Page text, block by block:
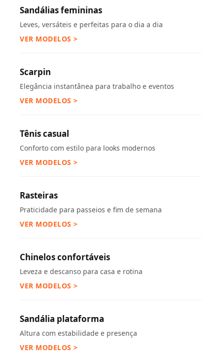
Sandálias femininas
Leves, versáteis e perfeitas para o dia a dia
VER MODELOS >
Scarpin
Elegância instantânea para trabalho e eventos
VER MODELOS >
Tênis casual
Conforto com estilo para looks modernos
VER MODELOS >
Rasteiras
Praticidade para passeios e fim de semana
VER MODELOS >
Chinelos confortáveis
Leveza e descanso para casa e rotina
VER MODELOS >
Sandália plataforma
Altura com estabilidade e presença
VER MODELOS >